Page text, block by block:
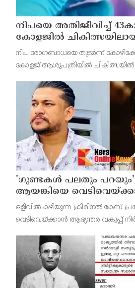
നിപയെ അതിജീവിച്ച്
കോളജില്‍
സ്വദേശി വീട്ടിലേക്ക് മടങ്ങി
നിപ രോഗബാധയെ തുടര്‍ന്ന്
കോളജ് ആശുപത്രിയില്‍ ചികിത്സയില്‍
ആശുപത്രി വിട്ടു. ജൂണ്‍ 11ന്
'ഗുണ്ടകൾ പലതും
ആയങ്കിയെ
നൽകിയിട്ടില്ലെന്ന് രമേശ്
ഒളിവില്‍ കഴിയുന്ന ക്രിമിനല്‍ കേസ്
വെടിവെയ്ക്കാന്‍ ആഭ്യന്തര വകുപ്പ്